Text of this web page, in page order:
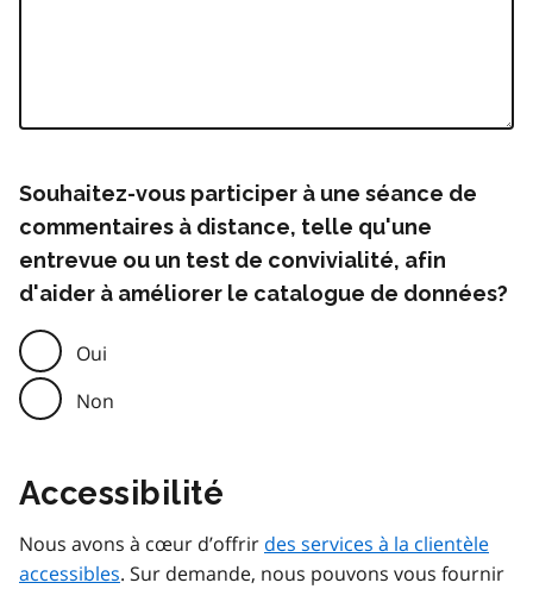
Souhaitez-vous participer à une séance de
commentaires à distance, telle qu'une
entrevue ou un test de convivialité, afin
d'aider à améliorer le catalogue de données?
Oui
Non
Accessibilité
Nous avons à cœur d’offrir des services à la clientèle
accessibles. Sur demande, nous pouvons vous fournir